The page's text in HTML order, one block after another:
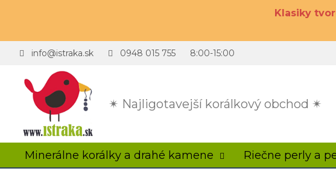
Klasiky
✴ Najligotavejší korálkový obchod ✴
info@istraka.sk 0948 015 755 8:00-15:00
Minerálne korálky a drahé kamene Riečne perly a